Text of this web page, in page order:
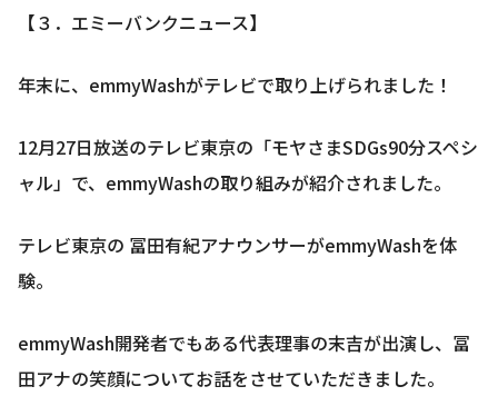
【３．エミーバンクニュース】
年末に、emmyWashがテレビで取り上げられました！
12月27日放送のテレビ東京の「モヤさまSDGs90分スペシ
ャル」で、emmyWashの取り組みが紹介されました。
テレビ東京の 冨田有紀アナウンサーがemmyWashを体
験。
emmyWash開発者でもある代表理事の末吉が出演し、冨
田アナの笑顔についてお話をさせていただきました。